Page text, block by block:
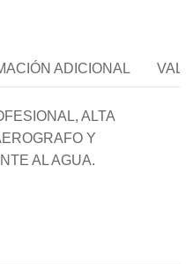
ADICIONAL
ALTA
Y
AL AGUA.